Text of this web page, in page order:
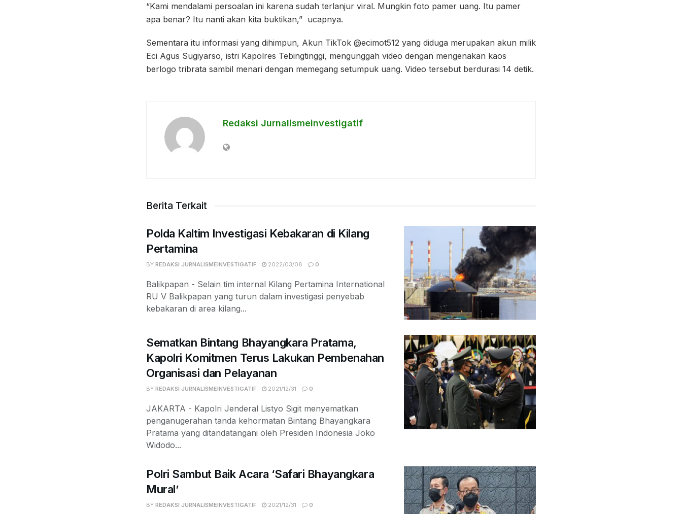
“Kami mendalami persoalan ini karena sudah terlanjur viral. Mungkin foto pamer uang. Itu pamer
apa benar? Itu nanti akan kita buktikan,” ucapnya.
Sementara itu informasi yang dihimpun, Akun TikTok @ecimot512 yang diduga merupakan akun milik
Eci Agus Sugiyarso, istri Kapolres Tebingtinggi, mengunggah video dengan mengenakan kaos
berlogo tribrata sambil menari dengan memegang setumpuk uang. Video tersebut berdurasi 14 detik.
Redaksi Jurnalismeinvestigatif
Berita Terkait
Polda Kaltim Investigasi Kebakaran di Kilang
Pertamina
BY REDAKSI JURNALISMEINVESTIGATIF 2022/03/08 0
Balikpapan - Selain tim internal Kilang Pertamina International
RU V Balikpapan yang turun dalam investigasi penyebab
kebakaran di area kilang...
Sematkan Bintang Bhayangkara Pratama,
Kapolri Komitmen Terus Lakukan Pembenahan
Organisasi dan Pelayanan
BY REDAKSI JURNALISMEINVESTIGATIF 2021/12/31 0
JAKARTA - Kapolri Jenderal Listyo Sigit menyematkan
penganugerahan tanda kehormatan Bintang Bhayangkara
Pratama yang ditandatangani oleh Presiden Indonesia Joko
Widodo...
Polri Sambut Baik Acara ‘Safari Bhayangkara
Mural’
BY REDAKSI JURNALISMEINVESTIGATIF 2021/12/31 0